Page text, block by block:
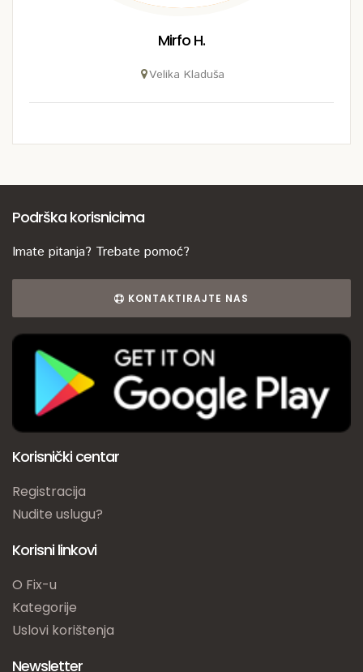
Mirfo H.
Velika Kladuša
Podrška korisnicima
Imate pitanja? Trebate pomoć?
KONTAKTIRAJTE NAS
Korisnički centar
Registracija
Nudite uslugu?
Korisni linkovi
O Fix-u
Kategorije
Uslovi korištenja
Newsletter